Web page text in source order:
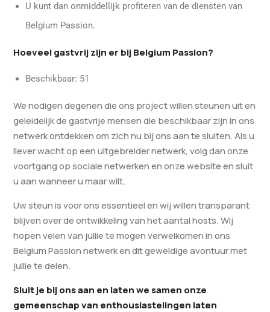
U kunt dan onmiddellijk profiteren van de diensten van
Belgium Passion.
Hoeveel gastvrij zijn er bij Belgium Passion?
Beschikbaar: 51
We nodigen degenen die ons project willen steunen uit en
geleidelijk de gastvrije mensen die beschikbaar zijn in ons
netwerk ontdekken om zich nu bij ons aan te sluiten. Als u
liever wacht op een uitgebreider netwerk, volg dan onze
voortgang op sociale netwerken en onze website en sluit
u aan wanneer u maar wilt.
Uw steun is voor ons essentieel en wij willen transparant
blijven over de ontwikkeling van het aantal hosts. Wij
hopen velen van jullie te mogen verwelkomen in ons
Belgium Passion netwerk en dit geweldige avontuur met
jullie te delen.
Sluit je bij ons aan en laten we samen onze
gemeenschap van enthousiastelingen laten